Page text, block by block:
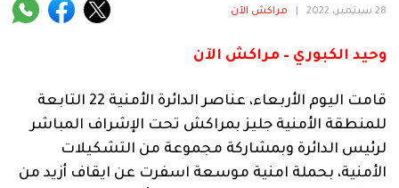
آراء
28 سبتمبر، 2022 مراكش الآن
وحيد الكبوري – مراكش الآن
قامت اليوم الأربعاء، عناصر الدائرة الأمنية 22 التابعة
للمنطقة الأمنية جليز بمراكش تحت الإشراف المباشر
لرئيس الدائرة وبمشاركة مجموعة من التشكيلات
الأمنية، بحملة امنية موسعة اسفرت عن ايقاف أزيد من